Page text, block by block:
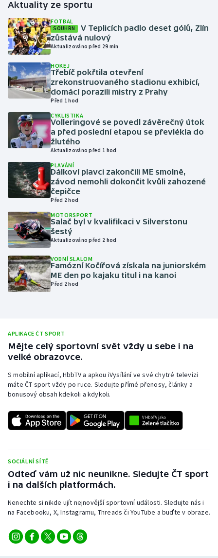
Golf
Gymnastika
Házená
Jezdectví
Judo
Krasobruslení
Lyže a snowboard
Moderní pětiboj
Motorsport
Olympijské hry
Parasport
Ragby
Rychlostní kanoistika
Short track
Stolní tenis
Triatlon
Veslování
Vodní slalom
Volejbal
Aktuality ze sportu
FOTBAL
SOUHRN
V Teplicích padlo deset gólů, Zlín
zůstává nulový
Aktualizováno před 29 min
HOKEJ
Třebíč pokřtila otevření
zrekonstruovaného stadionu exhibicí,
domácí porazili mistry z Prahy
Před 1 hod
CYKLISTIKA
Volleringové se povedl závěrečný útok
a před poslední etapou se převlékla do
žlutého
Aktualizováno před 1 hod
PLAVÁNÍ
Dálkoví plavci zakončili ME smolně,
závod nemohli dokončit kvůli zahozené
čepičce
Před 2 hod
MOTORSPORT
Salač byl v kvalifikaci v Silverstonu
šestý
Aktualizováno před 2 hod
VODNÍ SLALOM
Famózní Kočířová získala na juniorském
ME den po kajaku titul i na kanoi
Před 2 hod
APLIKACE ČT SPORT
Mějte celý sportovní svět vždy u sebe i na
velké obrazovce.
S mobilní aplikací, HbbTV a apkou iVysílání ve své chytré televizi
máte ČT sport vždy po ruce. Sledujte přímé přenosy, články a
bonusový obsah kdekoli a kdykoli.
SOCIÁLNÍ SÍTĚ
Odteď vám už nic neunikne. Sledujte ČT sport
i na dalších platformách.
Nenechte si nikde ujít nejnovější sportovní události. Sledujte nás i
na Facebooku, X, Instagramu, Threads či YouTube a buďte v obraze.